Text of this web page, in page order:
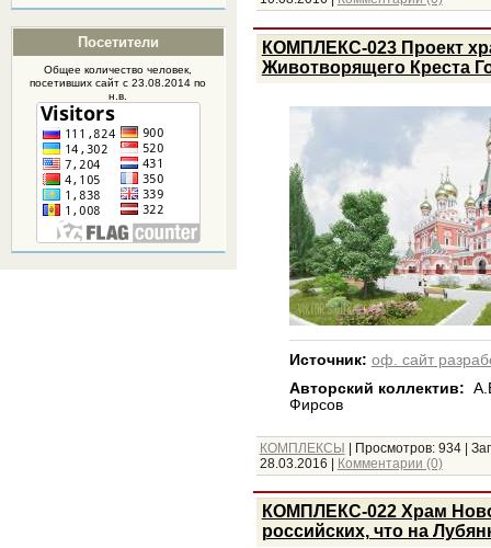
Посетители
Общее количество человек,
посетившихсайтс 23.08.2014 по
н.в.
КОМПЛЕКС-023 Проект
Животворящего Креста
Источник: оф. сайт
Авторский коллектив:
Фирсов
КОМПЛЕКСЫ | Просмотров: 934|
28.03.2016 | Комментарии (0)
КОМПЛЕКС-022 Храм
российских, что на